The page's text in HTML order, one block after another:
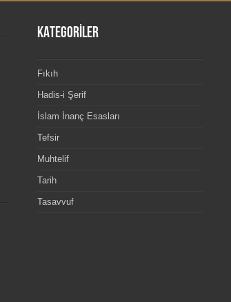
KATEGORİLER
Fıkıh
Hadis-i Şerif
İslam İnanç Esasları
Tefsir
Muhtelif
Tarih
Tasavvuf